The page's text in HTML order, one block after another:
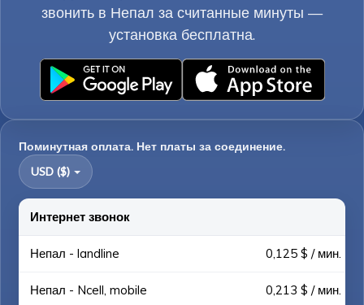
звонить в Непал за считанные минуты —
установка бесплатна.
Поминутная оплата. Нет платы за соединение.
USD ($)
Интернет звонок
Непал - landline 0,125 $ / мин.
Непал - Ncell, mobile 0,213 $ / мин.